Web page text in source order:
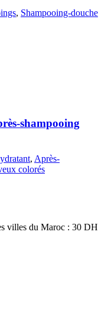
, Shampooing-douche
shampooing
, Après-
colorés
villes du Maroc : 30 DH